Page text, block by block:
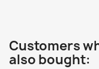
Customers
also bought: